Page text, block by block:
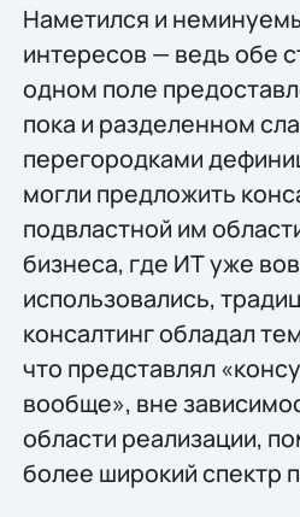
Наметился и
интересов — ведь обе
одном поле
пока и разделенном
перегородками
могли предложить
подвластной им
бизнеса, где ИТ уже
использовались,
консалтинг обладал
что представлял
вообще», вне
области реализации,
более широкий спектр